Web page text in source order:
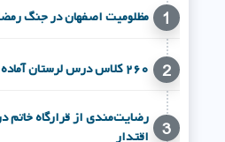
1 مظلومیت اصفهان در جنگ
2 ۲۶۰ کلاس درس لرستان آماده میزبانی از زائران اربعین
3
رضایت‌مندی از قرارگاه خاتم
اقتدار